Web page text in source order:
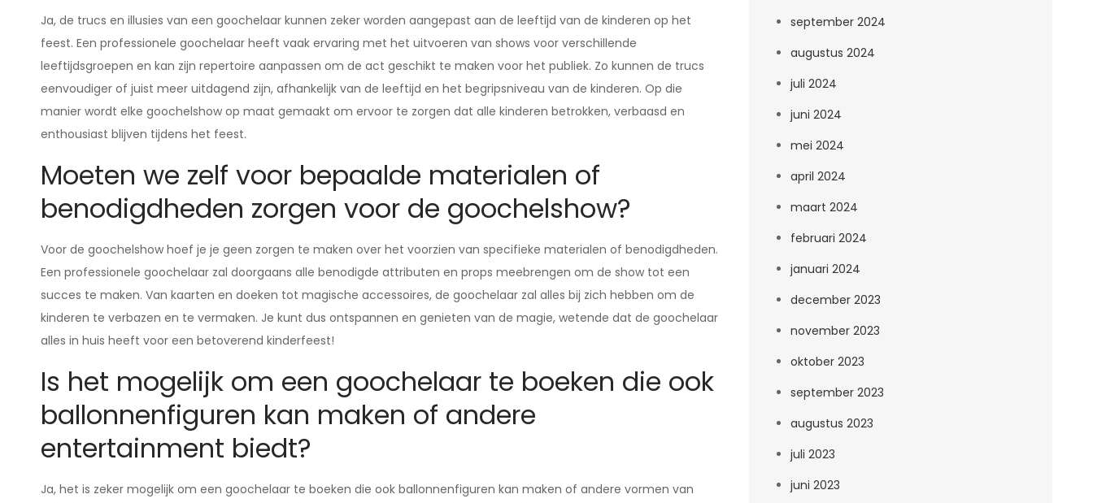
Ja, de trucs en illusies van een goochelaar kunnen zeker worden aangepast aan de leeftijd van de kinderen op het
feest. Een professionele goochelaar heeft vaak ervaring met het uitvoeren van shows voor verschillende
leeftijdsgroepen en kan zijn repertoire aanpassen om de act geschikt te maken voor het publiek. Zo kunnen de trucs
eenvoudiger of juist meer uitdagend zijn, afhankelijk van de leeftijd en het begripsniveau van de kinderen. Op die
manier wordt elke goochelshow op maat gemaakt om ervoor te zorgen dat alle kinderen betrokken, verbaasd en
enthousiast blijven tijdens het feest.
Moeten we zelf voor bepaalde materialen of
benodigdheden zorgen voor de goochelshow?
Voor de goochelshow hoef je je geen zorgen te maken over het voorzien van specifieke materialen of benodigdheden.
Een professionele goochelaar zal doorgaans alle benodigde attributen en props meebrengen om de show tot een
succes te maken. Van kaarten en doeken tot magische accessoires, de goochelaar zal alles bij zich hebben om de
kinderen te verbazen en te vermaken. Je kunt dus ontspannen en genieten van de magie, wetende dat de goochelaar
alles in huis heeft voor een betoverend kinderfeest!
Is het mogelijk om een goochelaar te boeken die ook
ballonnenfiguren kan maken of andere
entertainment biedt?
Ja, het is zeker mogelijk om een goochelaar te boeken die ook ballonnenfiguren kan maken of andere vormen van
september 2024
augustus 2024
juli 2024
juni 2024
mei 2024
april 2024
maart 2024
februari 2024
januari 2024
december 2023
november 2023
oktober 2023
september 2023
augustus 2023
juli 2023
juni 2023